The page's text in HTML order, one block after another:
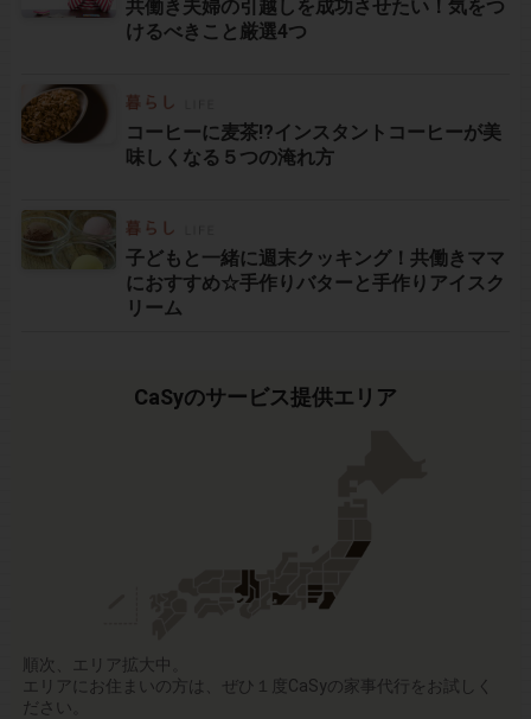
共働き夫婦の引越しを成功させたい！気をつ
けるべきこと厳選4つ
コーヒーに麦茶!?インスタントコーヒーが美
味しくなる５つの淹れ方
子どもと一緒に週末クッキング！共働きママ
におすすめ☆手作りバターと手作りアイスク
リーム
CaSyのサービス提供エリア
順次、エリア拡大中。
エリアにお住まいの方は、ぜひ１度CaSyの家事代行をお試しく
ださい。